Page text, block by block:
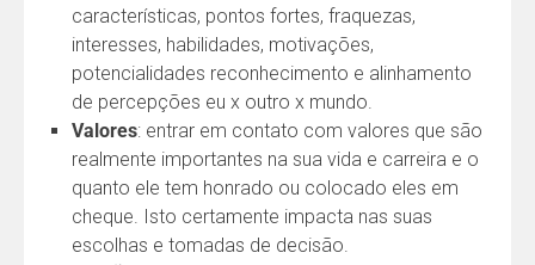
características, pontos fortes, fraquezas,
interesses, habilidades, motivações,
potencialidades reconhecimento e alinhamento
de percepções eu x outro x mundo.
Valores: entrar em contato com valores que são
realmente importantes na sua vida e carreira e o
quanto ele tem honrado ou colocado eles em
cheque. Isto certamente impacta nas suas
escolhas e tomadas de decisão.